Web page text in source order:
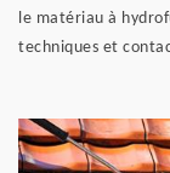
le matériau à
techniques et